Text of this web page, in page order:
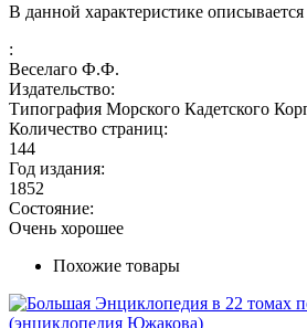
В данной характеристике описывается
:
Веселаго Ф.Ф.
Издательство:
Типография Морского Кадетского
Количество страниц:
144
Год издания:
1852
Состояние:
Очень хорошее
Похожие товары